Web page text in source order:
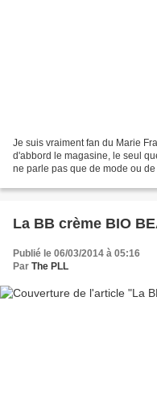
Je suis vraiment fan du Marie
d'abbord le magasine, le seul
ne parle pas que de mode ou
La BB crème BIO
Publié le 06/03/2014 à 05:16
Par The PLL